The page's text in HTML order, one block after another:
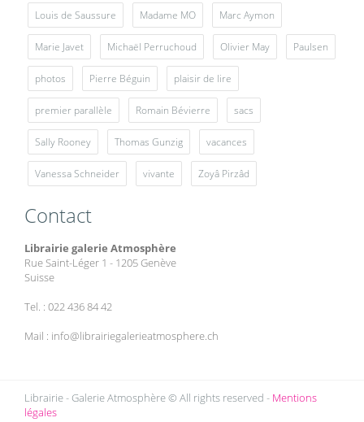
Louis de Saussure Madame MO Marc Aymon
Marie Javet Michaël Perruchoud Olivier May Paulsen
photos Pierre Béguin plaisir de lire
premier parallèle Romain Bévierre sacs
Sally Rooney Thomas Gunzig vacances
Vanessa Schneider vivante Zoyâ Pirzâd
Contact
Librairie galerie Atmosphère
Rue Saint-Léger 1 - 1205 Genève
Suisse
Tel. : 022 436 84 42
Mail : info@librairiegalerieatmosphere.ch
Librairie - Galerie Atmosphère © All rights reserved - Mentions
légales